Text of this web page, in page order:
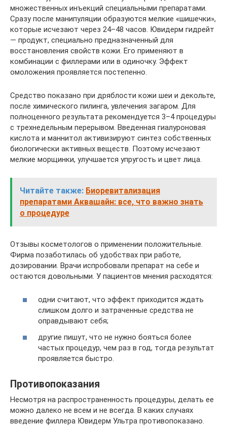
множественных инъекций специальными препаратами.
Сразу после манипуляции образуются мелкие «шишечки»,
которые исчезают через 24–48 часов. Ювидерм гидрейт
— продукт, специально предназначенный для
восстановления свойств кожи. Его применяют в
комбинации с филлерами или в одиночку. Эффект
омоложения проявляется постепенно.
Средство показано при дряблости кожи шеи и декольте,
после химического пилинга, увлечения загаром. Для
полноценного результата рекомендуется 3–4 процедуры
с трехнедельным перерывом. Введенная гиалуроновая
кислота и маннитол активизируют синтез собственных
биологически активных веществ. Поэтому исчезают
мелкие морщинки, улучшается упругость и цвет лица.
Читайте также: Биоревитализация
препаратами Аквашайн: все, что важно знать
о процедуре
Отзывы косметологов о применении положительные.
Фирма позаботилась об удобствах при работе,
дозировании. Врачи испробовали препарат на себе и
остаются довольными. У пациентов мнения расходятся:
одни считают, что эффект приходится ждать
слишком долго и затраченные средства не
оправдывают себя;
другие пишут, что не нужно бояться более
частых процедур, чем раз в год, тогда результат
проявляется быстро.
Противопоказания
Несмотря на распространенность процедуры, делать ее
можно далеко не всем и не всегда. В каких случаях
введение филлера Ювидерм Ультра противопоказано.